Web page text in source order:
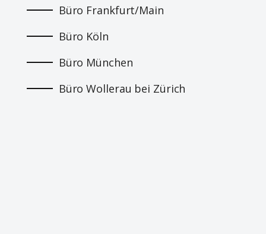
Büro Frankfurt/Main
Büro Köln
Büro München
Büro Wollerau bei Zürich